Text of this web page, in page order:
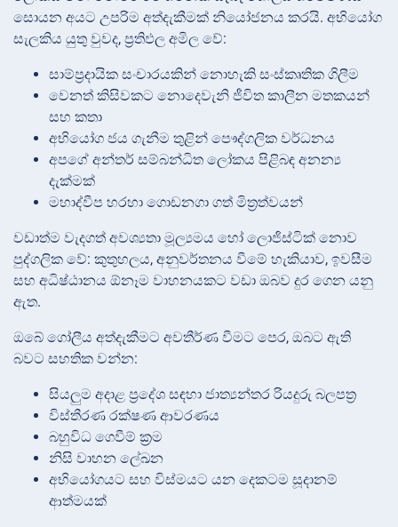
සොයන අයට උපරිම අත්දැකීමක් නියෝජනය කරයි. අභියෝග
සැලකිය යුතු වුවද, ප්‍රතිඵල අමිල වේ:
සාම්ප්‍රදායික සංචාරයකින් නොහැකි සංස්කෘතික ගිලීම
වෙනත් කිසිවකට නොදෙවැනි ජීවිත කාලීන මතකයන්
සහ කතා
අභියෝග ජය ගැනීම තුළින් පෞද්ගලික වර්ධනය
අපගේ අන්තර් සම්බන්ධිත ලෝකය පිළිබඳ අනන්‍ය
දැක්මක්
මහාද්වීප හරහා ගොඩනගා ගත් මිත්‍රත්වයන්
වඩාත්ම වැදගත් අවශ්‍යතා මූල්‍යමය හෝ ලොජිස්ටික් නොව
පුද්ගලික වේ: කුතුහලය, අනුවර්තනය වීමේ හැකියාව, ඉවසීම
සහ අධිෂ්ඨානය ඕනෑම වාහනයකට වඩා ඔබව දුර ගෙන යනු
ඇත.
ඔබේ ගෝලීය අත්දැකීමට අවතීර්ණ වීමට පෙර, ඔබට ඇති
බවට සහතික වන්න:
සියලුම අදාළ ප්‍රදේශ සඳහා ජාත්‍යන්තර රියදුරු බලපත්‍ර
විස්තීරණ රක්ෂණ ආවරණය
බහුවිධ ගෙවීම් ක්‍රම
නිසි වාහන ලේඛන
අභියෝගයට සහ විස්මයට යන දෙකටම සූදානම්
ආත්මයක්